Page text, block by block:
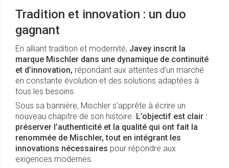
Tradition et innovation : un duo
gagnant
En alliant tradition et modernité, Javey inscrit la
marque Mischler dans une dynamique de continuité
et d’innovation, répondant aux attentes d’un marché
en constante évolution et des solutions adaptées à
tous les besoins.
Sous sa bannière, Mischler s’apprête à écrire un
nouveau chapitre de son histoire. L’objectif est clair :
préserver l’authenticité et la qualité qui ont fait la
renommée de Mischler, tout en intégrant les
innovations nécessaires pour répondre aux
exigences modernes.